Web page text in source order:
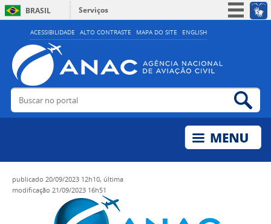
ACESSIBILIDADE ALTO CONTRASTE MAPA DO SITE ENGLISH
BRASIL
Serviços
Simplifique!
Acesso à informação
Legislação
Buscar no portal
publicado 20/09/2023 12h10, última
modificação 21/09/2023 16h51